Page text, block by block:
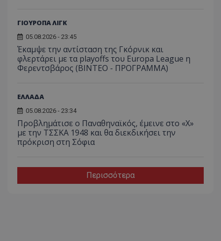
ΓΙΟΥΡΟΠΑ ΛΙΓΚ
05.08.2026 - 23:45
Έκαμψε την αντίσταση της Γκόρνικ και
φλερτάρει με τα playoffs του Europa League η
Φερεντσβάρος (ΒΙΝΤΕΟ - ΠΡΟΓΡΑΜΜΑ)
ΕΛΛΑΔΑ
05.08.2026 - 23:34
Προβλημάτισε ο Παναθηναϊκός, έμεινε στο «Χ»
με την ΤΣΣΚΑ 1948 και θα διεκδικήσει την
πρόκριση στη Σόφια
Περισσότερα